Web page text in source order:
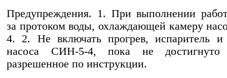
Предупреждения. 1. При выполнении
за протоком воды, охлаждающей камеру
4. 2. Не включать прогрев, испаритель и
насоса СИН-5-4, пока не достигнуто
разрешенное по инструкции.